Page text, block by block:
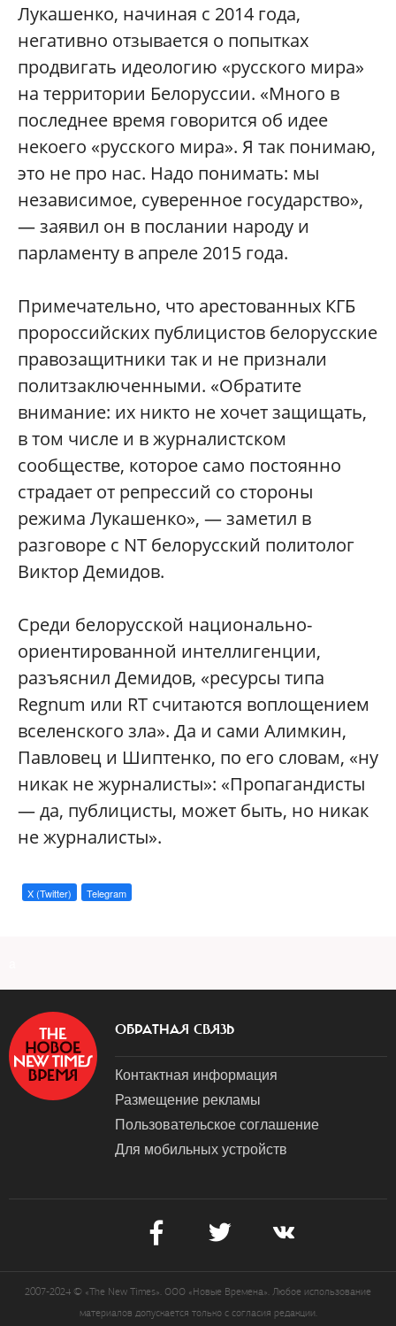
Лукашенко, начиная с 2014 года,
негативно отзывается о попытках
продвигать идеологию «русского мира»
на территории Белоруссии. «Много в
последнее время говорится об идее
некоего «русского мира». Я так понимаю,
это не про нас. Надо понимать: мы
независимое, суверенное государство»,
— заявил он в послании народу и
парламенту в апреле 2015 года.
Примечательно, что арестованных КГБ
пророссийских публицистов белорусские
правозащитники так и не признали
политзаключенными. «Обратите
внимание: их никто не хочет защищать,
в том числе и в журналистском
сообществе, которое само постоянно
страдает от репрессий со стороны
режима Лукашенко», — заметил в
разговоре с NT белорусский политолог
Виктор Демидов.
Среди белорусской национально-
ориентированной интеллигенции,
разъяснил Демидов, «ресурсы типа
Regnum или RT считаются воплощением
вселенского зла». Да и сами Алимкин,
Павловец и Шиптенко, по его словам, «ну
никак не журналисты»: «Пропагандисты
— да, публицисты, может быть, но никак
не журналисты».
X (Twitter) Telegram
ОБРАТНАЯ СВЯЗЬ
Контактная информация
Размещение рекламы
Пользовательское соглашение
Для мобильных устройств
2007-2024 © «The New Times». ООО «Новые Времена». Любое использование
материалов допускается только с согласия редакции.